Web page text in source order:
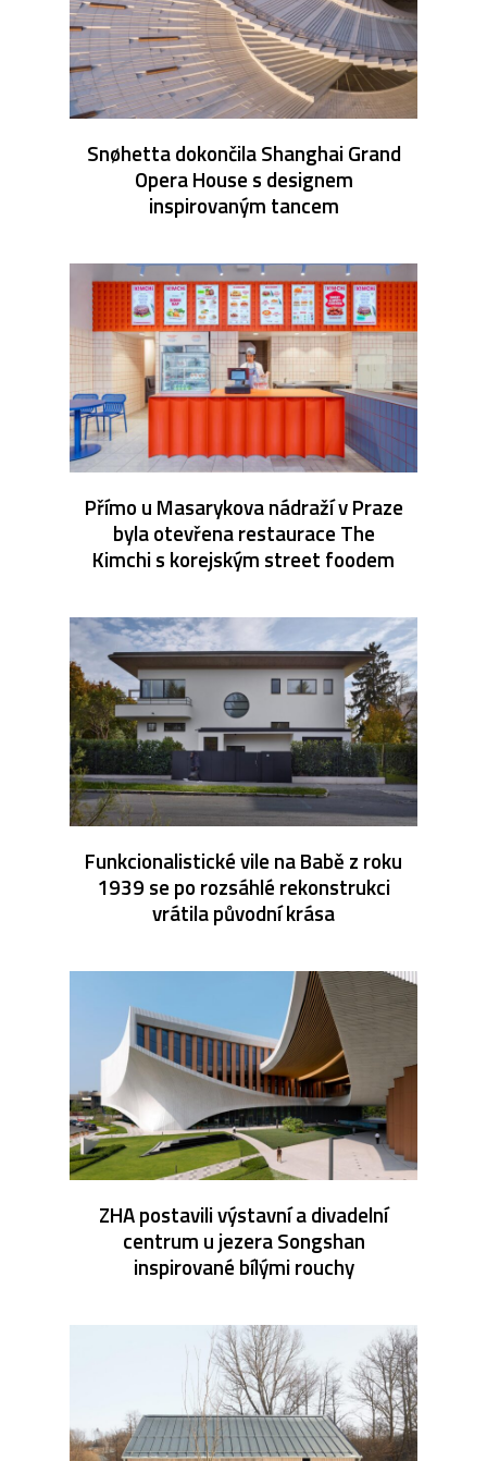
Snøhetta dokončila Shanghai Grand
Opera House s designem
inspirovaným tancem
Přímo u Masarykova nádraží v Praze
byla otevřena restaurace The
Kimchi s korejským street foodem
Funkcionalistické vile na Babě z roku
1939 se po rozsáhlé rekonstrukci
vrátila původní krása
ZHA postavili výstavní a divadelní
centrum u jezera Songshan
inspirované bílými rouchy